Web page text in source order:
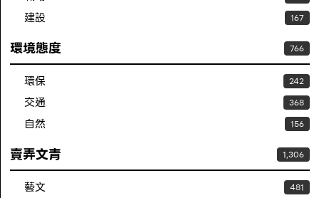
建設 167
環境態度 766
環保 242
交通 368
自然 156
賣弄文青 1,306
藝文 481